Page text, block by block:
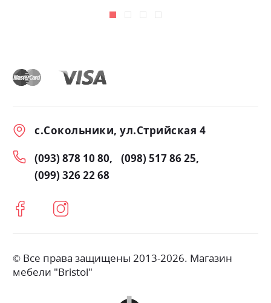
с.Сокольники, ул.Стрийская 4
(093) 878 10 80
(098) 517 86 25
(099) 326 22 68
© Все права защищены 2013-2026. Магазин
мебели "Bristol"